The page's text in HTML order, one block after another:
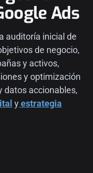
Ads
auditoría inicial de
de negocio,
y activos,
y optimización
datos accionables,
yestrategia